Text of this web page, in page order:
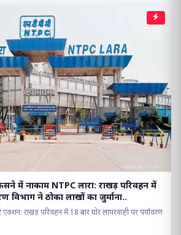
में नाकाम NTPC लारा: राखड़ परिवहन में
विभाग ने ठोका लाखों का जुर्माना..
राखड़ परिवहन में 18 बार घोर लापरवाही पर पर्यावरण